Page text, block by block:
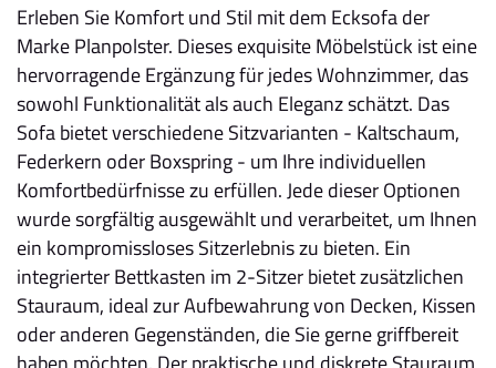
Erleben Sie Komfort und Stil mit dem Ecksofa der
Marke Planpolster. Dieses exquisite Möbelstück ist eine
hervorragende Ergänzung für jedes Wohnzimmer, das
sowohl Funktionalität als auch Eleganz schätzt. Das
Sofa bietet verschiedene Sitzvarianten - Kaltschaum,
Federkern oder Boxspring - um Ihre individuellen
Komfortbedürfnisse zu erfüllen. Jede dieser Optionen
wurde sorgfältig ausgewählt und verarbeitet, um Ihnen
ein kompromissloses Sitzerlebnis zu bieten. Ein
integrierter Bettkasten im 2-Sitzer bietet zusätzlichen
Stauraum, ideal zur Aufbewahrung von Decken, Kissen
oder anderen Gegenständen, die Sie gerne griffbereit